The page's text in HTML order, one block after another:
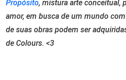
Propósito, mistura arte conceitual,
amor, em busca de um mundo
de suas obras podem ser
de Colours. <3